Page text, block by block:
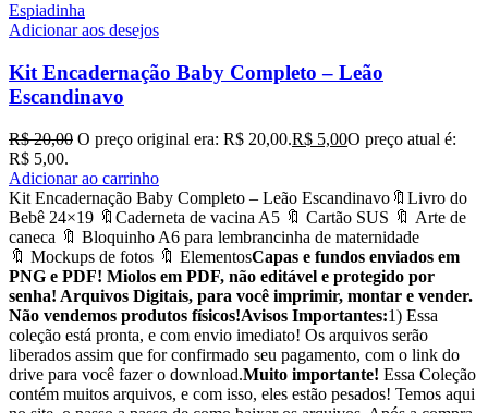
Espiadinha
Adicionar aos desejos
Kit Encadernação Baby Completo – Leão
Escandinavo
R$20,00 O preço original era: R$ 20,00.R$ 5,00O preço atual é:
R$ 5,00.
Adicionar ao carrinho
Kit Encadernação Baby Completo – Leão Escandinavo🔖Livro do
Bebê 24×19 🔖Caderneta de vacina A5 🔖 Cartão SUS 🔖 Arte de
caneca 🔖 Bloquinho A6 para lembrancinha de maternidade
🔖 Mockups de fotos 🔖 ElementosCapas e fundos enviados em
PNG e PDF! Miolos em PDF, não editável e protegido por
senha! Arquivos Digitais, para você imprimir, montar e vender.
Não vendemos produtos físicos!Avisos Importantes:1) Essa
coleção está pronta, e com envio imediato! Os arquivos serão
liberados assim que for confirmado seu pagamento, com o link do
drive para você fazer o download.Muito importante! Essa Coleção
contém muitos arquivos, e com isso, eles estão pesados! Temos aqui